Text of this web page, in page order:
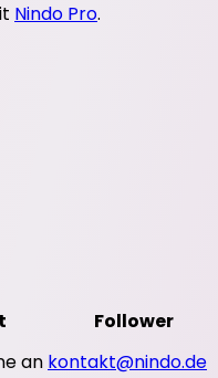
Nindo Pro.
Follower
an kontakt@nindo.de